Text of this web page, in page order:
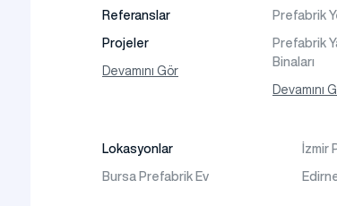
Referanslar
Projeler
Fotoğraf Galeri
İletişim
Sıkça Sorulanlar
Devamını Gör
Prefabrik
Prefabrik
Binaları
Prefabrik
Devamını
Lokasyonlar İzmir
Bursa Prefabrik Ev